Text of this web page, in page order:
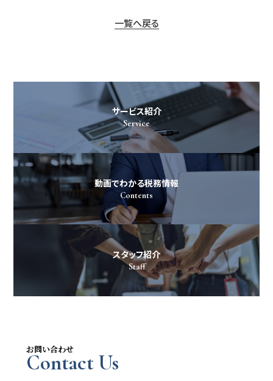
一覧へ戻る
サービス紹介
Service
動画でわかる税務情報
Contents
スタッフ紹介
Staff
お問い合わせ
Contact Us